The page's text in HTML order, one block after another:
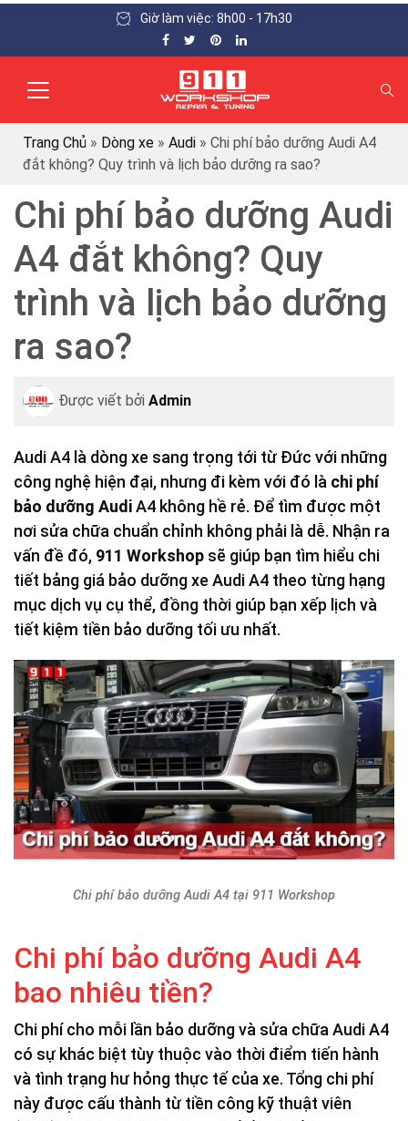
Giờ làm việc: 8h00 - 17h30
Trang Chủ » Dòng xe » Audi » Chi phí bảo dưỡng Audi A4
đắt không? Quy trình và lịch bảo dưỡng ra sao?
Chi phí bảo dưỡng Audi
A4 đắt không? Quy
trình và lịch bảo dưỡng
ra sao?
Được viết bởi Admin
Audi A4 là dòng xe sang trọng tới từ Đức với những
công nghệ hiện đại, nhưng đi kèm với đó là chi phí
bảo dưỡng AudiA4 không hề rẻ. Để tìm được một
nơi sửa chữa chuẩn chỉnh không phải là dễ. Nhận ra
vấn đề đó, 911 Workshop sẽ giúp bạn tìm hiểu chi
tiết bảng giá bảo dưỡng xe Audi A4 theo từng hạng
mục dịch vụ cụ thể, đồng thời giúp bạn xếp lịch và
tiết kiệm tiền bảo dưỡng tối ưu nhất.
Chi phí bảo dưỡng Audi A4 tại 911 Workshop
Chi phí bảo dưỡng Audi A4
bao nhiêu tiền?
Chi phí cho mỗi lần bảo dưỡng và sửa chữa Audi A4
có sự khác biệt tùy thuộc vào thời điểm tiến hành
và tình trạng hư hỏng thực tế của xe. Tổng chi phí
này được cấu thành từ tiền công kỹ thuật viên